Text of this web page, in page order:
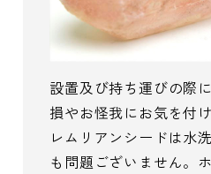
設置及び持ち運びの際
損やお怪我にお気を付
レムリアンシードは水
も問題ございません。